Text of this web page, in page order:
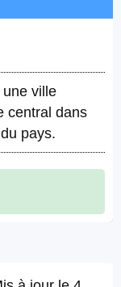
ville
central dans
pays.